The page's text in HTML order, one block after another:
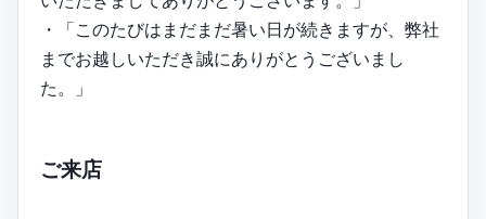
・「このたびはまだまだ暑い日が続きますが、弊社
までお越しいただき誠にありがとうございまし
た。」
ご来店